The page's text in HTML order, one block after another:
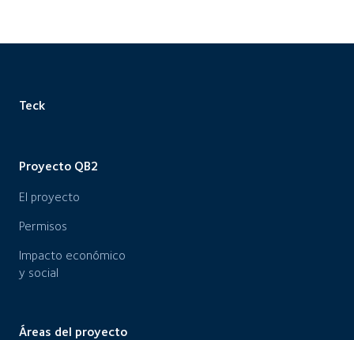
Teck
Proyecto QB2
El proyecto
Permisos
Impacto económico
y social
Áreas del proyecto